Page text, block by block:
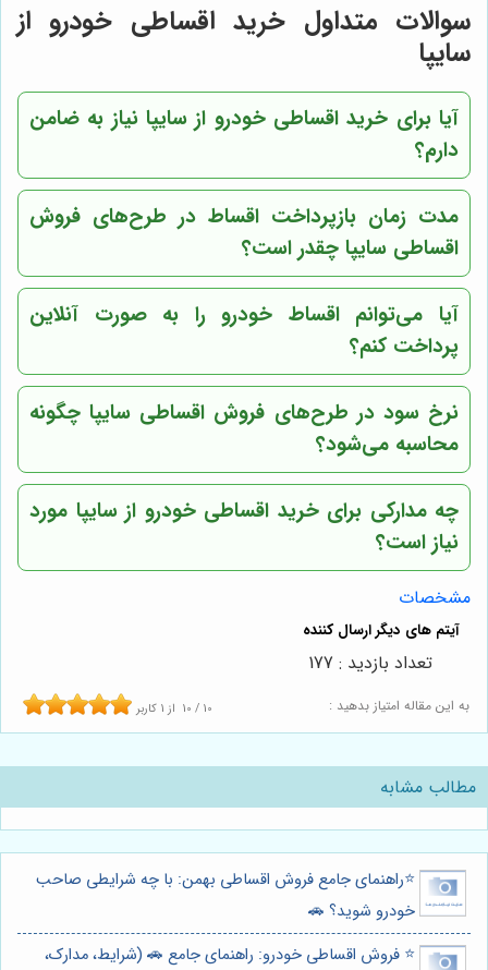
سوالات متداول خرید اقساطی خودرو از
سایپا
آیا برای خرید اقساطی خودرو از سایپا نیاز به ضامن
دارم؟
مدت زمان بازپرداخت اقساط در طرح‌های فروش
اقساطی سایپا چقدر است؟
آیا می‌توانم اقساط خودرو را به صورت آنلاین
پرداخت کنم؟
نرخ سود در طرح‌های فروش اقساطی سایپا چگونه
محاسبه می‌شود؟
چه مدارکی برای خرید اقساطی خودرو از سایپا مورد
نیاز است؟
مشخصات
به این مقاله امتیاز بدهید : 10 / 10 از 1 کاربر
تعداد بازدید : 177
مطالب مشابه
⭐️راهنمای جامع فروش اقساطی بهمن: با چه شرایطی صاحب
خودرو شوید؟ 🚗
⭐️ فروش اقساطی خودرو: راهنمای جامع 🚗 (شرایط، مدارک،